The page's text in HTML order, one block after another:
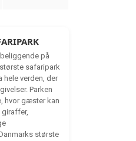
på
safaripark
hele verden, der
Parken
hvor gæster kan
største